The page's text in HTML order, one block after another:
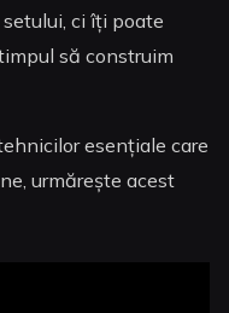
ci îți poate
să construim
esențiale care
urmărește acest